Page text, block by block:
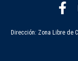
Dirección: Zona Libre de